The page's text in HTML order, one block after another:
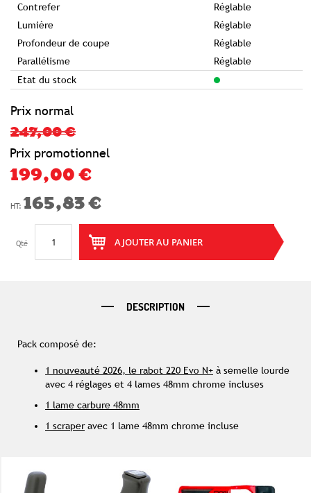
Contrefer
Réglable
Lumière
Réglable
Profondeur de coupe
Réglable
Parallélisme
Réglable
Etat du stock
Prix normal
247,00 €
Prix promotionnel
199,00 €
165,83 €
Qté AJOUTER AU PANIER
DESCRIPTION
Pack composé de:
1 nouveauté 2026, le rabot 220 Evo N+ à semelle lourde
avec 4 réglages et 4 lames 48mm chrome incluses
1 lame carbure 48mm
1 scraperavec 1 lame 48mm chrome incluse